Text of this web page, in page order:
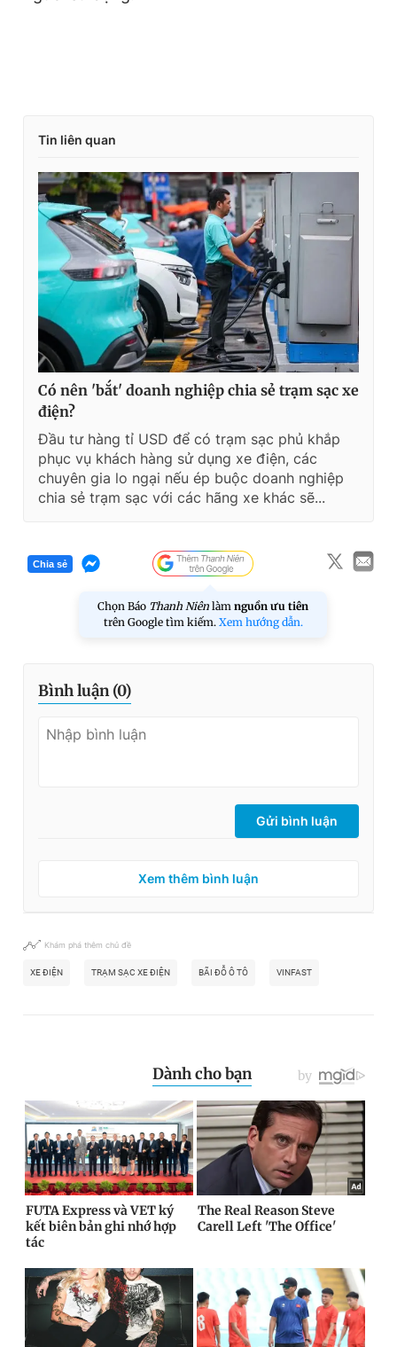
Tin liên quan
Có nên 'bắt' doanh nghiệp chia sẻ trạm sạc xe
điện?
Đầu tư hàng tỉ USD để có trạm sạc phủ khắp
phục vụ khách hàng sử dụng xe điện, các
chuyên gia lo ngại nếu ép buộc doanh nghiệp
chia sẻ trạm sạc với các hãng xe khác sẽ...
Chia sẻ
Chọn Báo Thanh Niên làm nguồn ưu tiên
trên Google tìm kiếm. Xem hướng dẫn.
Bình luận (0)
Gửi bình luận
Xem thêm bình luận
Khám phá thêm chủ đề
XE ĐIỆN TRẠM SẠC XE ĐIỆN BÃI ĐỖ Ô TÔ VINFAST